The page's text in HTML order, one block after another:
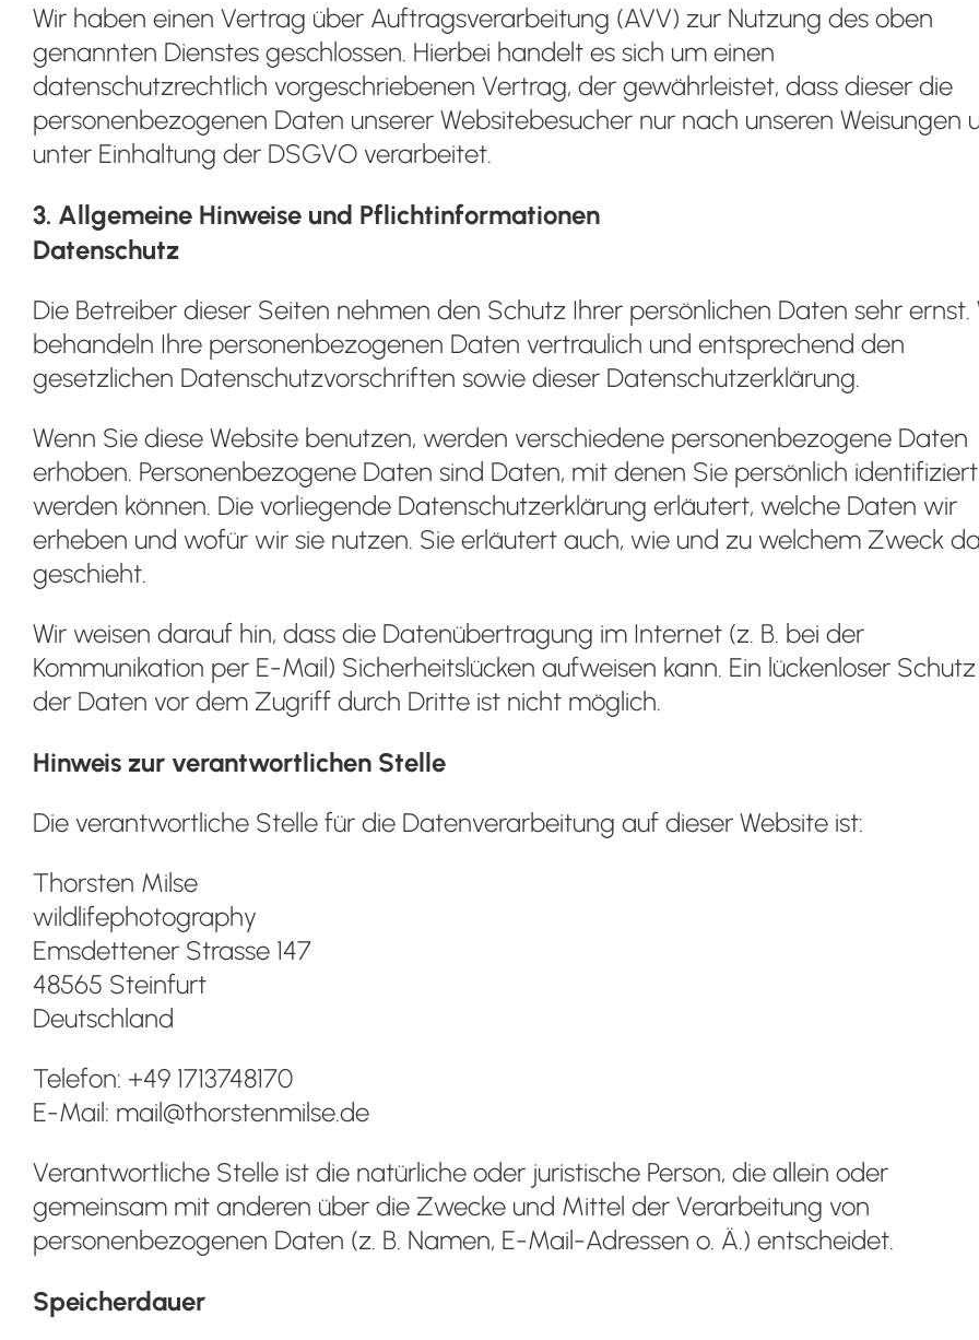
Wir haben einen Vertrag über Auftragsverarbeitung (AVV) zur Nutzung des oben
genannten Dienstes geschlossen. Hierbei handelt es sich um einen
datenschutzrechtlich vorgeschriebenen Vertrag, der gewährleistet, dass dieser die
personenbezogenen Daten unserer Websitebesucher nur nach unseren Weisungen
unter Einhaltung der DSGVO verarbeitet.
3. Allgemeine Hinweise und Pflicht­informationen
Datenschutz
Die Betreiber dieser Seiten nehmen den Schutz Ihrer persönlichen Daten sehr ernst.
behandeln Ihre personenbezogenen Daten vertraulich und entsprechend den
gesetzlichen Datenschutzvorschriften sowie dieser Datenschutzerklärung.
Wenn Sie diese Website benutzen, werden verschiedene personenbezogene Daten
erhoben. Personenbezogene Daten sind Daten, mit denen Sie persönlich identifiziert
werden können. Die vorliegende Datenschutzerklärung erläutert, welche Daten wir
erheben und wofür wir sie nutzen. Sie erläutert auch, wie und zu welchem Zweck
geschieht.
Wir weisen darauf hin, dass die Datenübertragung im Internet (z. B. bei der
Kommunikation per E-Mail) Sicherheitslücken aufweisen kann. Ein lückenloser Schutz
der Daten vor dem Zugriff durch Dritte ist nicht möglich.
Hinweis zur verantwortlichen Stelle
Die verantwortliche Stelle für die Datenverarbeitung auf dieser Website ist:
Thorsten Milse
wildlifephotography
Emsdettener Strasse 147
48565 Steinfurt
Deutschland
Telefon: +49 1713748170
E-Mail: mail@thorstenmilse.de
Verantwortliche Stelle ist die natürliche oder juristische Person, die allein oder
gemeinsam mit anderen über die Zwecke und Mittel der Verarbeitung von
personenbezogenen Daten (z. B. Namen, E-Mail-Adressen o. Ä.) entscheidet.
Speicherdauer